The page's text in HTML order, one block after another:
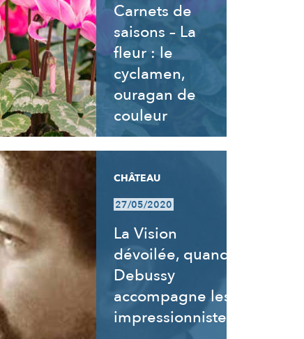
Carnets de
saisons – La
fleur : le
cyclamen,
ouragan de
couleur
CHÂTEAU
27/05/2020
La Vision
dévoilée, quand
Debussy
accompagne les
impressionnistes